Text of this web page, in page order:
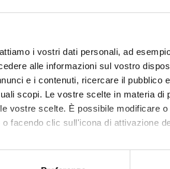
i vostri dati personali, ad
alle informazioni sul vostro
e i contenuti, ricercare il
scopi. Le vostre scelte in materia
vostre scelte. È possibile modificare
facendo clic sull'icona di attivazione
anche:
DEL TERRITORIO